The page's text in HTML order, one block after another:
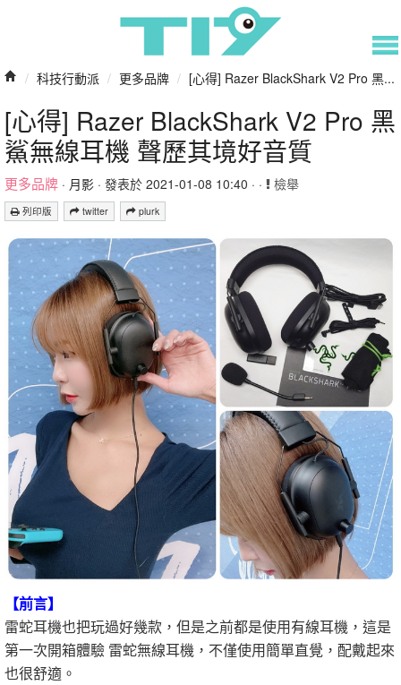
/ 科技行動派 / 更多品牌 / [心得] Razer BlackShark V2 Pro 黑...
[心得] Razer BlackShark V2 Pro 黑
鯊無線耳機 聲歷其境好音質
更多品牌 · 月影 · 發表於 2021-01-08 10:40 · · 檢舉
列印版 twitter plurk
【前言】
雷蛇耳機也把玩過好幾款，但是之前都是使用有線耳機，這是
第一次開箱體驗 雷蛇無線耳機，不僅使用簡單直覺，配戴起來
也很舒適。